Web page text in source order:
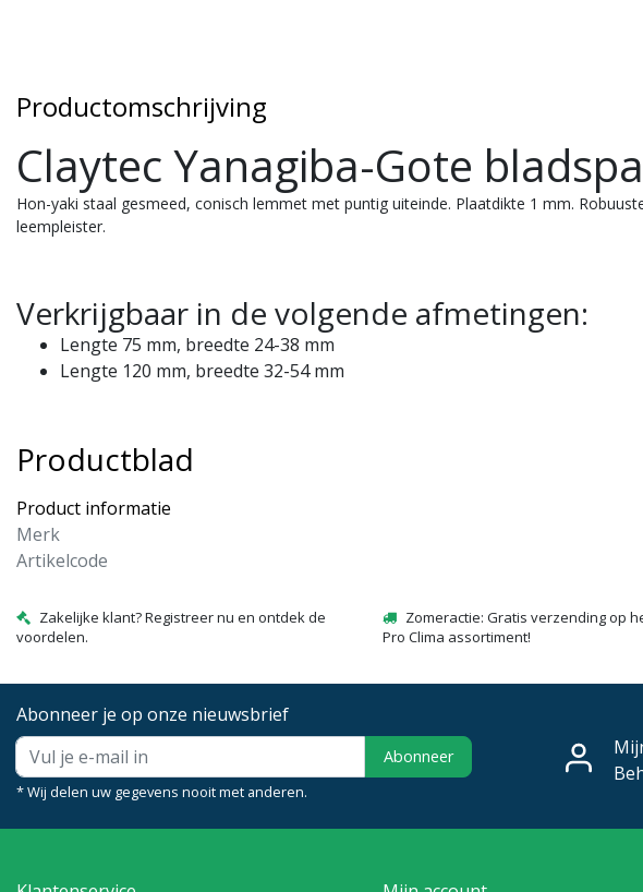
Productomschrijving
Claytec Yanagiba-Gote
Hon-yaki staal gesmeed, conisch lemmet met puntig uiteinde. Plaatdikte 1 mm.
leempleister.
Verkrijgbaar in de volgende afmetingen:
Lengte 75 mm, breedte 24-38 mm
Lengte 120 mm, breedte 32-54 mm
Productblad
Product informatie
Merk
Artikelcode
Zakelijke klant? Registreer nu en ontdek de
voordelen.
Zomeractie: Gratis verzending op
Pro Clima assortiment!
Abonneer je op onze nieuwsbrief
Abonneer
* Wij delen uw gegevens nooit met anderen.